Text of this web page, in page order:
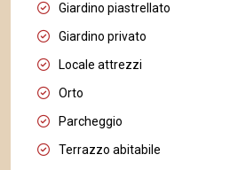
Giardino piastrellato
Giardino privato
Locale attrezzi
Orto
Parcheggio
Terrazzo abitabile